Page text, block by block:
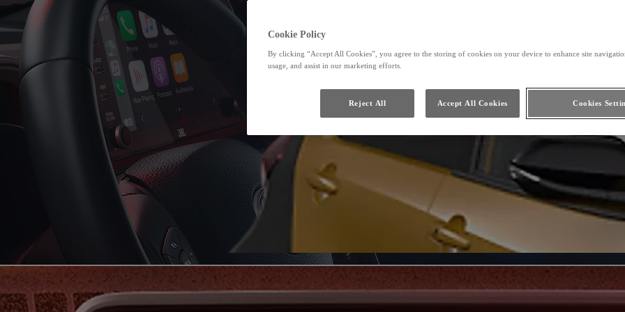
Cookie Policy
By clicking “Accept All Cookies”, you agree to the storing of cookies on your device to enhance site
usage, and assist in our marketing efforts.
Cookies
Reject All Accept All Cookies